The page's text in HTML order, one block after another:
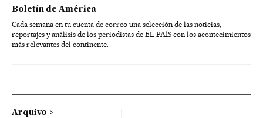
Boletín de América
Cada semana en tu cuenta de correo una selección de las noticias,
reportajes y análisis de los periodistas de EL PAÍS con los acontecimientos
más relevantes del continente.
Arquivo